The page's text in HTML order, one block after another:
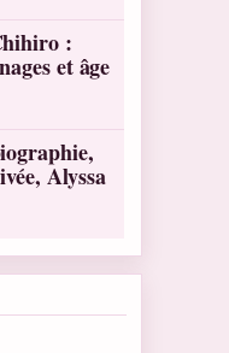
:
et âge
Alyssa